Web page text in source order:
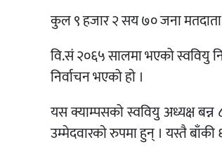
कुल ९ हजार २ सय ७० जना
वि.सं २०६५ सालमा भएको स्ववियु
निर्वाचन भएको हाे ।
यस क्याम्पसको स्ववियु अध्यक्ष
उम्मेदवारकाे रुपमा हुन् । यस्तै